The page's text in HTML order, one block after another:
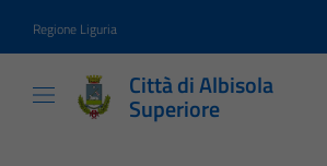
Regione Liguria
Città di Albisola
Superiore